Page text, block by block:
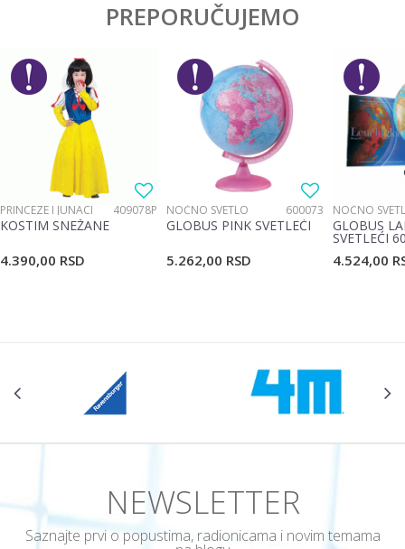
PREPORUČUJEMO
PRINCEZE I JUNACI 409078P
KOSTIM SNEŽANE
4.390,00 RSD
NOĆNO SVETLO 600073
GLOBUS PINK SVETLEĆI
5.262,00 RSD
NOĆNO
GLOBUS
SVETLEĆI
4.524,00
NEWSLETTER
Saznajte prvi o popustima, radionicama i novim temama